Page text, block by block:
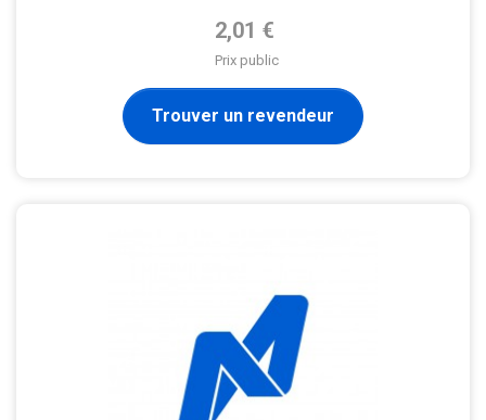
Prix de base
2,01 €
Prix public
Trouver un revendeur